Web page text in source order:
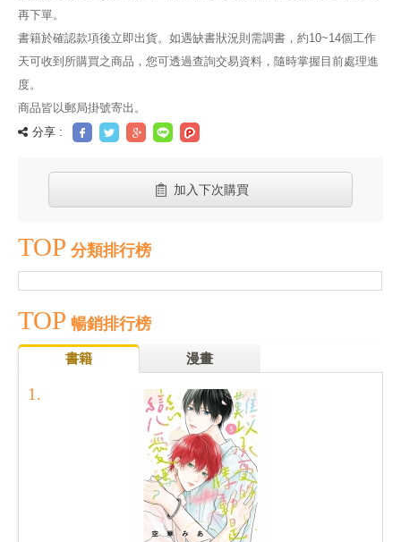
再下單。
書籍於確認款項後立即出貨。如遇缺書狀況則需調書，約10~14個工作
天可收到所購買之商品，您可透過查詢交易資料，隨時掌握目前處理進
度。
商品皆以郵局掛號寄出。
分享 :
加入下次購買
TOP 分類排行榜
TOP 暢銷排行榜
書籍 漫畫